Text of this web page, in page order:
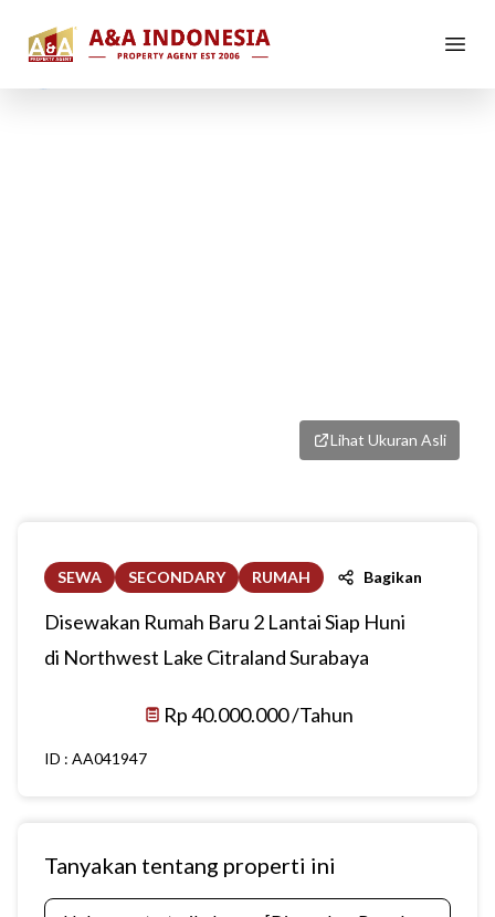
Lihat Ukuran Asli
SEWA SECONDARY RUMAH Bagikan
Disewakan Rumah Baru 2 Lantai Siap Huni
di Northwest Lake Citraland Surabaya
Rp 40.000.000 /Tahun
ID : AA041947
Tanyakan tentang properti ini